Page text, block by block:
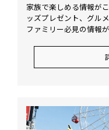
家族で楽しめる情報が
ッズプレゼント、グル
ファミリー必見の情報が